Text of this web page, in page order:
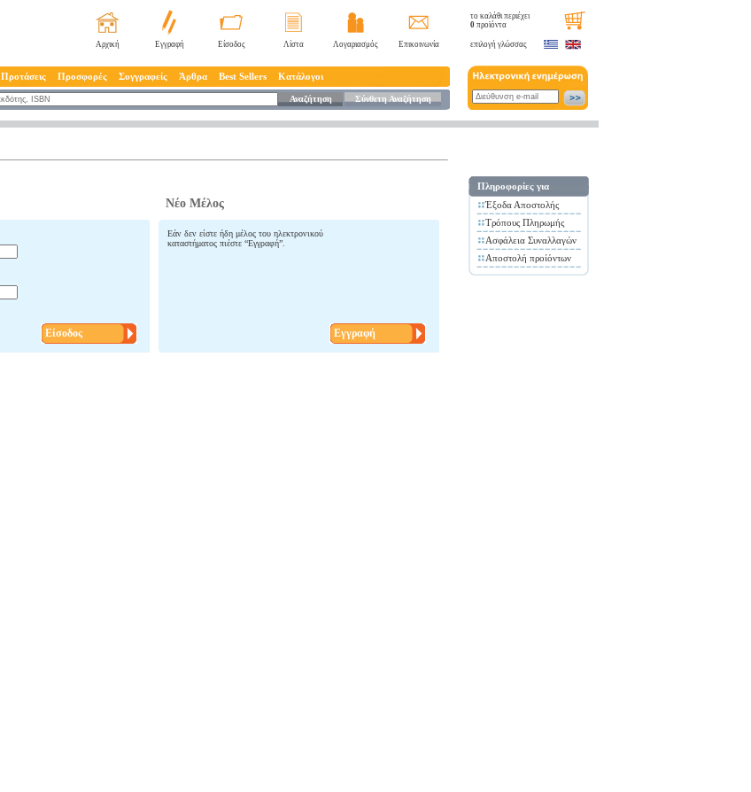
Αρχική Εγγραφή Είσοδος Λίστα Λογαριασμός Επικοινωνία
Προτάσεις Προσφορές Συγγραφείς Άρθρα Best Sellers Κατάλογοι
Αναζήτηση Σύνθετη Αναζήτηση
το καλάθι περιέχει
0 προϊόντα
επιλογή γλώσσας
Νέο Μέλος
Είσοδος
Εάν δεν είστε ήδη μέλος του ηλεκτρονικού
καταστήματος πιέστε “Εγγραφή”.
Εγγραφή
Πληροφορίες για
Έξοδα Αποστολής
Τρόπους Πληρωμής
Ασφάλεια Συναλλαγών
Αποστολή προίόντων